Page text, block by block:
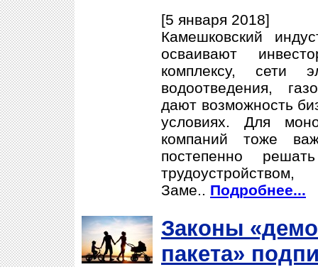
[5 января 2018]
Камешковский
осваивают
комплексу, сети
водоотведения,
дают возможность
условиях. Для
компаний тоже
постепенно
Заме.. Подробнее...
Законы
пакета»